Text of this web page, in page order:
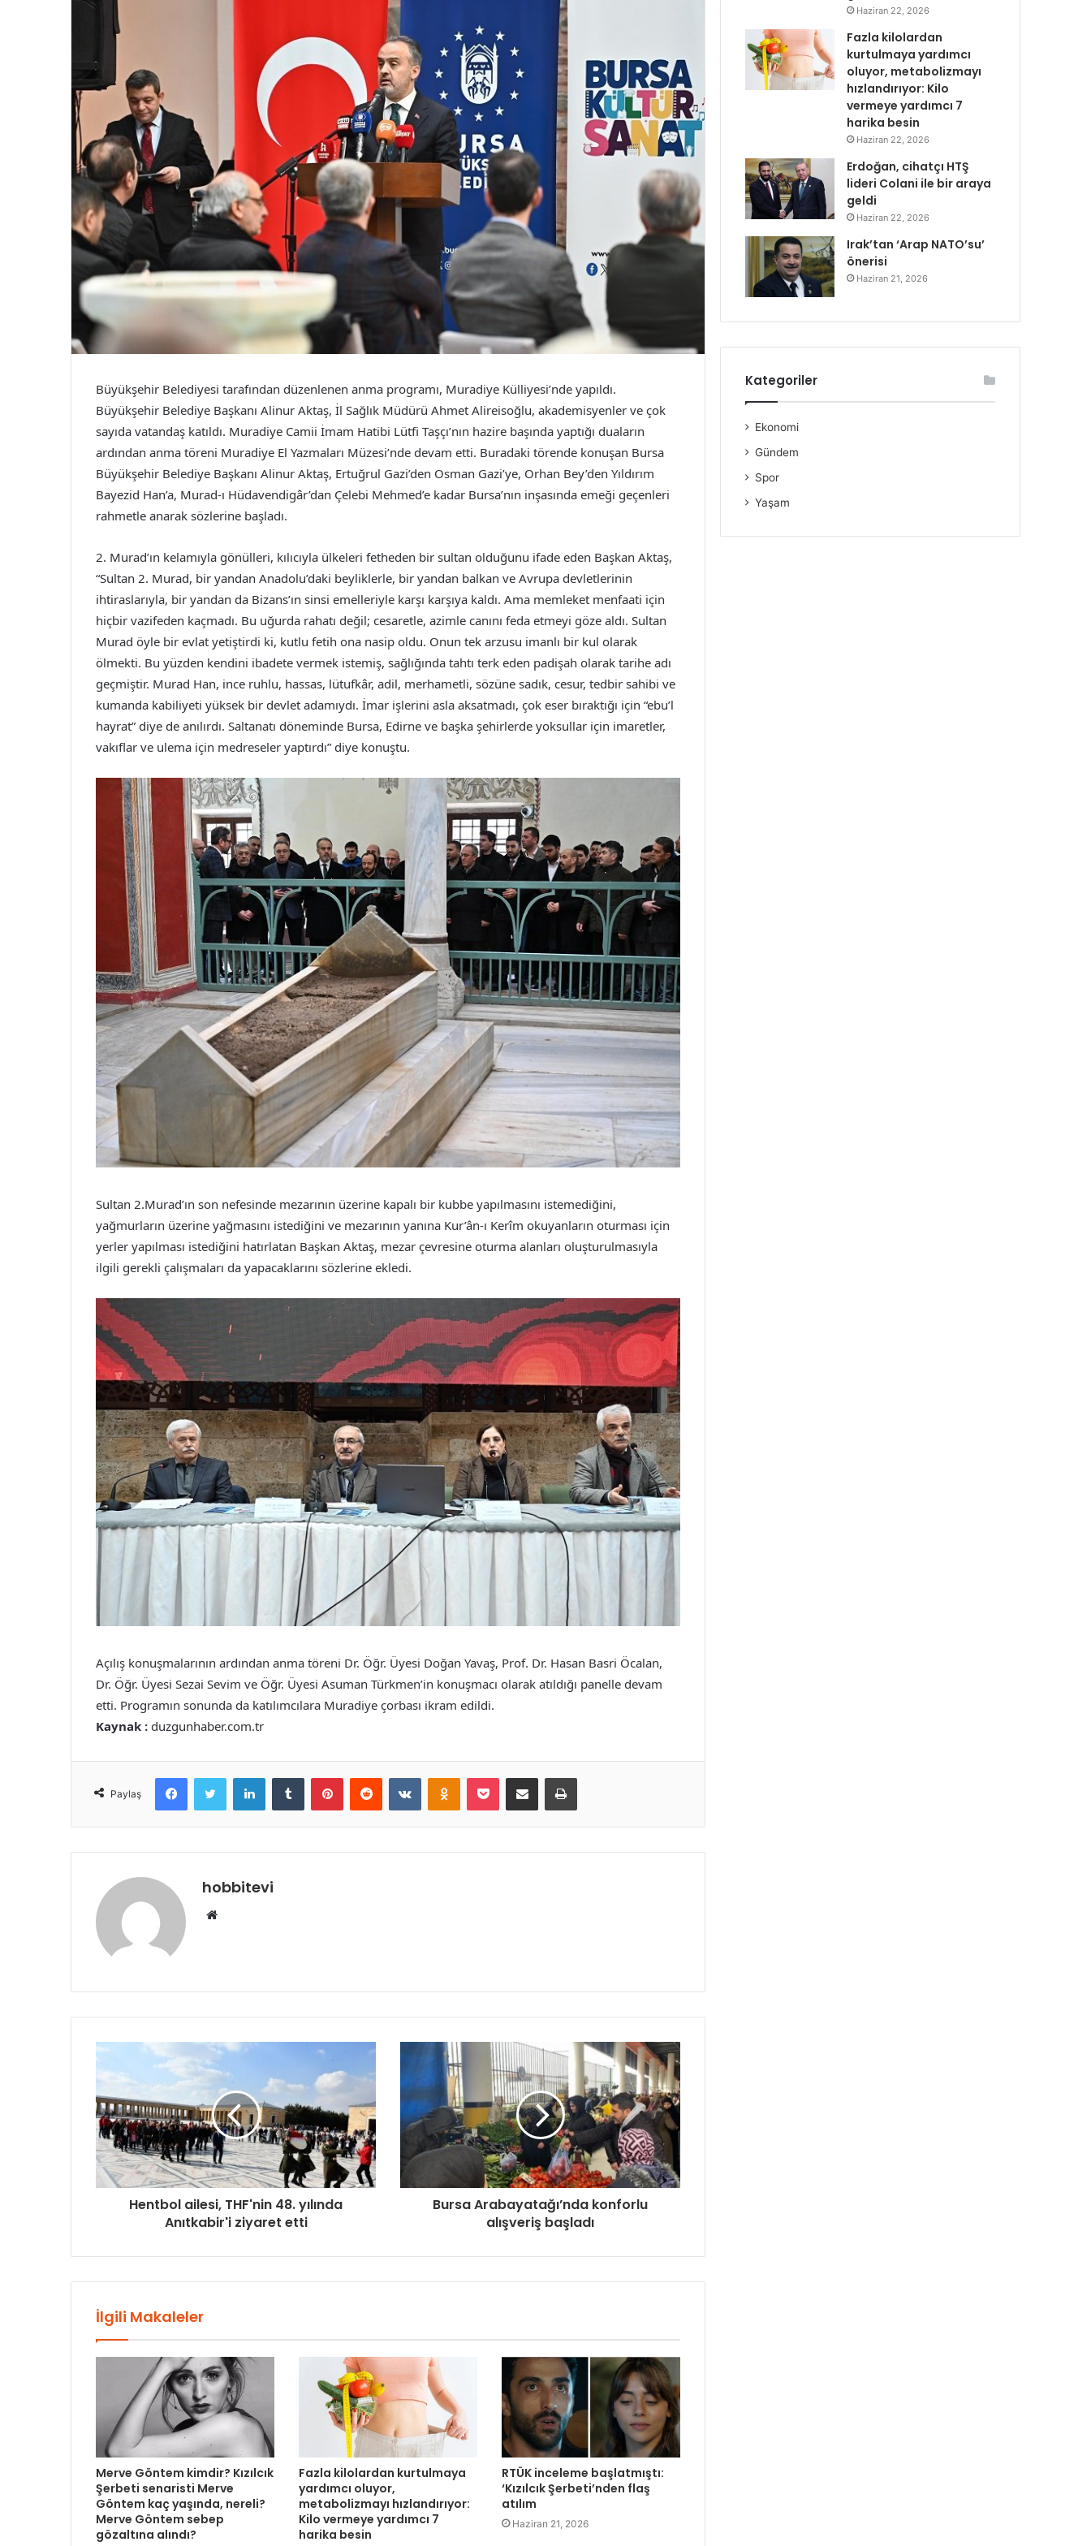
Büyükşehir Belediyesi tarafından düzenlenen anma programı, Muradiye Külliyesi’nde yapıldı.
Büyükşehir Belediye Başkanı Alinur Aktaş, İl Sağlık Müdürü Ahmet Alireisoğlu, akademisyenler ve çok
sayıda vatandaş katıldı. Muradiye Camii İmam Hatibi Lütfi Taşçı’nın hazire başında yaptığı duaların
ardından anma töreni Muradiye El Yazmaları Müzesi’nde devam etti. Buradaki törende konuşan Bursa
Büyükşehir Belediye Başkanı Alinur Aktaş, Ertuğrul Gazi’den Osman Gazi’ye, Orhan Bey’den Yıldırım
Bayezid Han’a, Murad-ı Hüdavendigâr’dan Çelebi Mehmed’e kadar Bursa’nın inşasında emeği geçenleri
rahmetle anarak sözlerine başladı.
2. Murad’ın kelamıyla gönülleri, kılıcıyla ülkeleri fetheden bir sultan olduğunu ifade eden Başkan Aktaş,
“Sultan 2. Murad, bir yandan Anadolu’daki beyliklerle, bir yandan balkan ve Avrupa devletlerinin
ihtiraslarıyla, bir yandan da Bizans’ın sinsi emelleriyle karşı karşıya kaldı. Ama memleket menfaati için
hiçbir vazifeden kaçmadı. Bu uğurda rahatı değil; cesaretle, azimle canını feda etmeyi göze aldı. Sultan
Murad öyle bir evlat yetiştirdi ki, kutlu fetih ona nasip oldu. Onun tek arzusu imanlı bir kul olarak
ölmekti. Bu yüzden kendini ibadete vermek istemiş, sağlığında tahtı terk eden padişah olarak tarihe adı
geçmiştir. Murad Han, ince ruhlu, hassas, lütufkâr, adil, merhametli, sözüne sadık, cesur, tedbir sahibi ve
kumanda kabiliyeti yüksek bir devlet adamıydı. İmar işlerini asla aksatmadı, çok eser bıraktığı için “ebu’l
hayrat” diye de anılırdı. Saltanatı döneminde Bursa, Edirne ve başka şehirlerde yoksullar için imaretler,
vakıflar ve ulema için medreseler yaptırdı” diye konuştu.
Sultan 2.Murad’ın son nefesinde mezarının üzerine kapalı bir kubbe yapılmasını istemediğini,
yağmurların üzerine yağmasını istediğini ve mezarının yanına Kur’ân-ı Kerîm okuyanların oturması için
yerler yapılması istediğini hatırlatan Başkan Aktaş, mezar çevresine oturma alanları oluşturulmasıyla
ilgili gerekli çalışmaları da yapacaklarını sözlerine ekledi.
Açılış konuşmalarının ardından anma töreni Dr. Öğr. Üyesi Doğan Yavaş, Prof. Dr. Hasan Basri Öcalan,
Dr. Öğr. Üyesi Sezai Sevim ve Öğr. Üyesi Asuman Türkmen’in konuşmacı olarak atıldığı panelle devam
etti. Programın sonunda da katılımcılara Muradiye çorbası ikram edildi.
Kaynak : duzgunhaber.com.tr
Paylaş
FacebookTwitter LinkedInTumblr PinterestReddit VKontakteOdnoklassniki
Pocket E-Posta ile paylaş Yazdır
hobbitevi
Web
Hentbol ailesi, THF'nin 48. yılında
Anıtkabir'i ziyaret etti
Bursa Arabayatağı’nda konforlu
alışveriş başladı
İlgili Makaleler
Merve Göntem kimdir? Kızılcık
Şerbeti senaristi Merve
Göntem kaç yaşında, nereli?
Merve Göntem sebep
gözaltına alındı?
Fazla kilolardan kurtulmaya
yardımcı oluyor,
metabolizmayı hızlandırıyor:
Kilo vermeye yardımcı 7
harika besin
RTÜK inceleme başlatmıştı:
‘Kızılcık Şerbeti’nden flaş
atılım
Haziran 21, 2026
Haziran 22, 2026
Fazla kilolardan
kurtulmaya yardımcı
oluyor, metabolizmayı
hızlandırıyor: Kilo
vermeye yardımcı 7
harika besin
Haziran 22, 2026
Erdoğan, cihatçı HTŞ
lideri Colani ile bir araya
geldi
Haziran 22, 2026
Irak’tan ‘Arap NATO’su’
önerisi
Haziran 21, 2026
Kategoriler
Ekonomi
Gündem
Spor
Yaşam